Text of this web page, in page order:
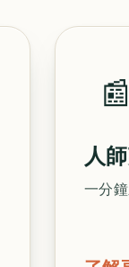
📰
人
一分